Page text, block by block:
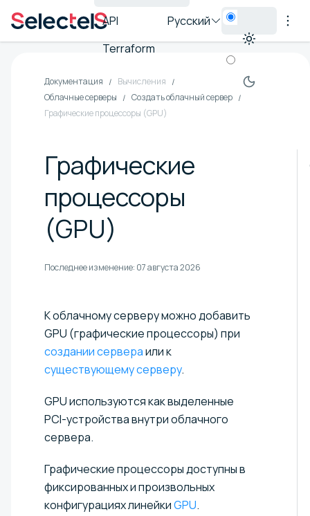
API
Terraform
Русский
Документация
Вычисления
Облачные серверы
Создать облачный сервер
Графические процессоры (GPU)
Графические
процессоры
(GPU)
Последнее изменение: 07 августа 2026
К облачному серверу можно добавить
GPU (графические процессоры) при
создании сервераили к
существующему серверу.
GPU используются как выделенные
PCI-устройства внутри облачного
сервера.
Графические процессоры доступны в
фиксированных и произвольных
конфигурациях линейкиGPU.